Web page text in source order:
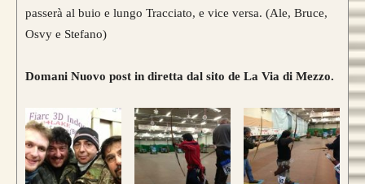
passerà al buio e lungo Tracciato, e vice versa. (Ale, Bruce,
Osvy e Stefano)
Domani Nuovo post in diretta dal sito de La Via di Mezzo.